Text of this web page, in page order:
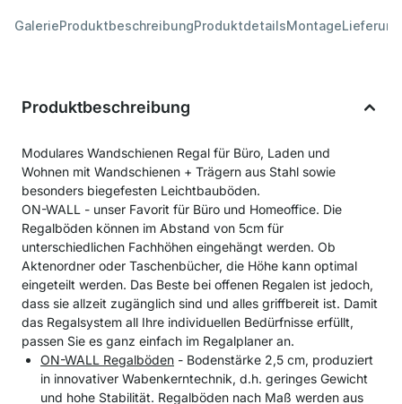
GalerieProduktbeschreibungProduktdetailsMontage
Produktbeschreibung
Modulares Wandschienen Regal für Büro, Laden und
Wohnen mit Wandschienen + Trägern aus Stahl sowie
besonders biegefesten Leichtbauböden.
ON-WALL - unser Favorit für Büro und Homeoffice. Die
Regalböden können im Abstand von 5cm für
unterschiedlichen Fachhöhen eingehängt werden. Ob
Aktenordner oder Taschenbücher, die Höhe kann optimal
eingeteilt werden. Das Beste bei offenen Regalen ist jedoch,
dass sie allzeit zugänglich sind und alles griffbereit ist. Damit
das Regalsystem all Ihre individuellen Bedürfnisse erfüllt,
passen Sie es ganz einfach im Regalplaner an.
ON-WALL Regalböden - Bodenstärke 2,5 cm, produziert
in innovativer Wabenkerntechnik, d.h. geringes Gewicht
und hohe Stabilität. Regalböden nach Maß werden aus